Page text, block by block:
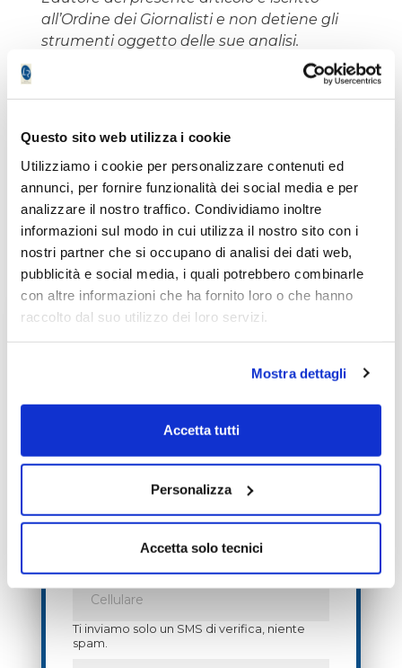
Questo sito web utilizza i cookie
Utilizziamo i cookie per personalizzare contenuti ed
annunci, per fornire funzionalità dei social media e per
analizzare il nostro traffico. Condividiamo inoltre
informazioni sul modo in cui utilizza il nostro sito con i
nostri partner che si occupano di analisi dei dati web,
pubblicità e social media, i quali potrebbero combinarle
con altre informazioni che ha fornito loro o che hanno
raccolto dal suo utilizzo dei loro servizi.
Mostra dettagli
Accetta tutti
Personalizza
Accetta solo tecnici
all’Ordine dei Giornalisti e non detiene gli
strumenti oggetto delle sue analisi.
Il nostro giornale rispetta la Carta dei
clicca
qui >>
Paolo Braglia
per 7 giorni!
Ti inviamo solo un SMS di verifica, niente
spam.